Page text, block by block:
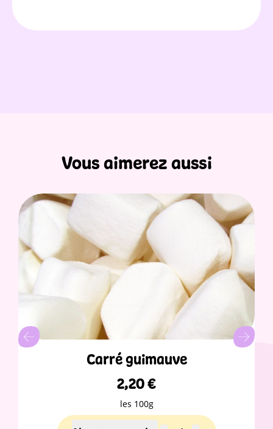
Vous aimerez aussi
Carré guimauve
2,20€
les 100g